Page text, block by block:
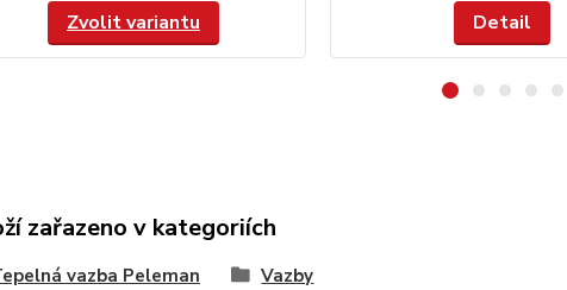
Zvolit variantu Detail
zařazeno v kategoriích
vazba Peleman Vazby